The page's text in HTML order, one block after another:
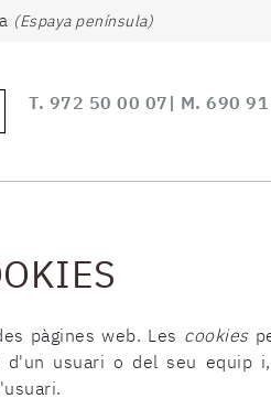
(Espaya península)
T. 972 50 00 07 | M. 690
pàgines web. Les cookies
usuari o del seu equip